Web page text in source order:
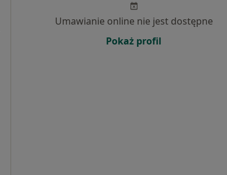
Umawianie online nie jest dostępne
Pokaż profil